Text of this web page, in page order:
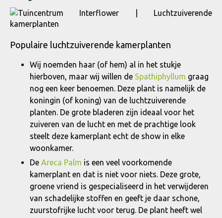
Populaire luchtzuiverende kamerplanten
Wij noemden haar (of hem) al in het stukje
hierboven, maar wij willen de Spathiphyllum graag
nog een keer benoemen. Deze plant is namelijk de
koningin (of koning) van de luchtzuiverende
planten. De grote bladeren zijn ideaal voor het
zuiveren van de lucht en met de prachtige look
steelt deze kamerplant echt de show in elke
woonkamer.
De Areca Palm is een veel voorkomende
kamerplant en dat is niet voor niets. Deze grote,
groene vriend is gespecialiseerd in het verwijderen
van schadelijke stoffen en geeft je daar schone,
zuurstofrijke lucht voor terug. De plant heeft wel